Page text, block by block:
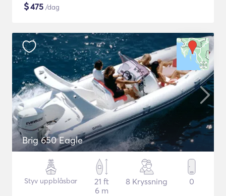
$475 /dag
Brig 650 Eagle
Styv uppblåsbar
21 ft
6 m
8 Kryssning 0